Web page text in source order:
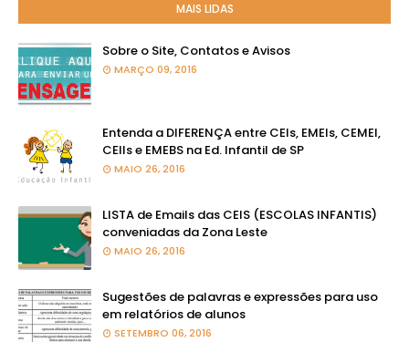
MAIS LIDAS
Sobre o Site, Contatos e Avisos
MARÇO 09, 2016
Entenda a DIFERENÇA entre CEIs, EMEIs, CEMEI,
CEIIs e EMEBS na Ed. Infantil de SP
MAIO 26, 2016
LISTA de Emails das CEIS (ESCOLAS INFANTIS)
conveniadas da Zona Leste
MAIO 26, 2016
Sugestões de palavras e expressões para uso
em relatórios de alunos
SETEMBRO 06, 2016